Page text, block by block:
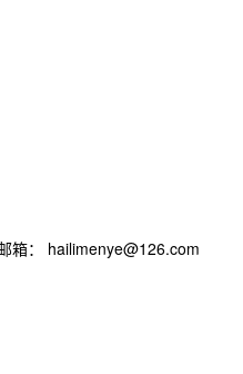
箱： hailimenye@126.com